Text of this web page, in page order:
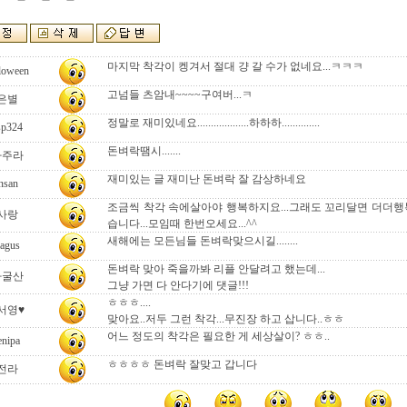
마지막 착각이 켕겨서 절대 걍 갈 수가 없네요...ㅋㅋㅋ
별 고넘들 츠암내~~~~구여버...ㅋ
정말로 재미있네요...................하하하..............
주라 돈벼락땜시.......
재미있는 글 재미난 돈벼락 잘 감상하네요
랑
조금씩 착각 속에살아야 행복하지요...그래도 꼬리달면 더더
습니다...모임때 한번오세요...^^
새해에는 모든님들 돈벼락맞으시길........
굴산
돈벼락 맞아 죽을까봐 리플 안달려고 했는데...
그냥 가면 다 안다기에 댓글!!!
영♥
ㅎㅎㅎ....
맞아요..저두 그런 착각...무진장 하고 삽니다..ㅎㅎ
어느 정도의 착각은 필요한 게 세상살이? ㅎㅎ..
라 ㅎㅎㅎㅎ 돈벼락 잘맞고 갑니다